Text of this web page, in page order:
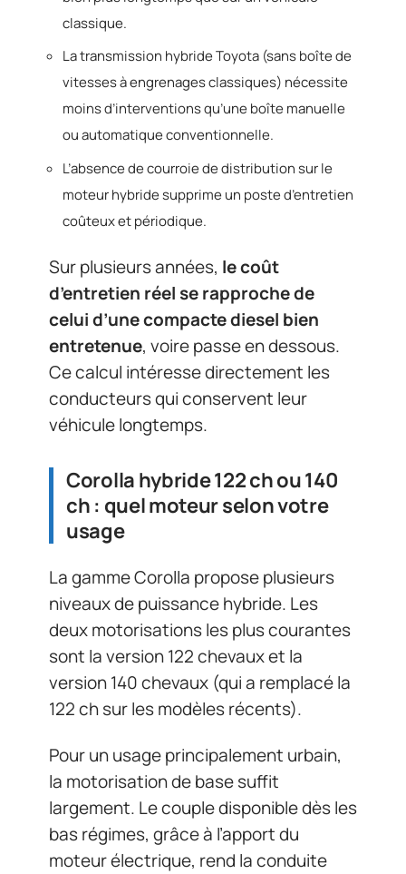
classique.
La transmission hybride Toyota (sans boîte de
vitesses à engrenages classiques) nécessite
moins d’interventions qu’une boîte manuelle
ou automatique conventionnelle.
L’absence de courroie de distribution sur le
moteur hybride supprime un poste d’entretien
coûteux et périodique.
Sur plusieurs années, le coût
d’entretien réel se rapproche de
celui d’une compacte diesel bien
entretenue, voire passe en dessous.
Ce calcul intéresse directement les
conducteurs qui conservent leur
véhicule longtemps.
Corolla hybride 122 ch ou 140
ch : quel moteur selon votre
usage
La gamme Corolla propose plusieurs
niveaux de puissance hybride. Les
deux motorisations les plus courantes
sont la version 122 chevaux et la
version 140 chevaux (qui a remplacé la
122 ch sur les modèles récents).
Pour un usage principalement urbain,
la motorisation de base suffit
largement. Le couple disponible dès les
bas régimes, grâce à l’apport du
moteur électrique, rend la conduite